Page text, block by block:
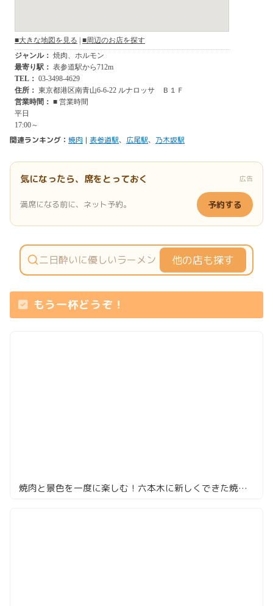
関連ランキング： 焼肉 | 表参道駅、 広尾駅、 乃木坂駅
気になったら、席をとっておく 広告
満席になる前に、ネット予約。 予約する
他の店も探す
もう一杯どうぞ！
焼肉と景色を一度に楽しむ！六本木に新しくできた焼肉店「大徳壽TOKYO」